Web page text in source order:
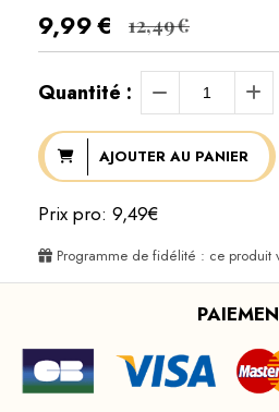
9,99€ 12,49€
Quantité :
AJOUTER AU PANIER
Prix pro: 9,49€
Programme de fidélité : ce produit